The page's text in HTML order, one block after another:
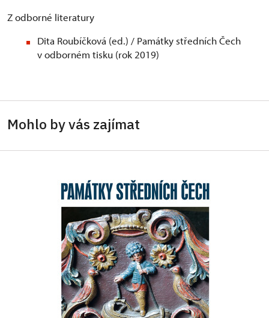
Z odborné literatury
Dita Roubíčková (ed.) / Památky středních Čech
v odborném tisku (rok 2019)
Mohlo by vás zajímat